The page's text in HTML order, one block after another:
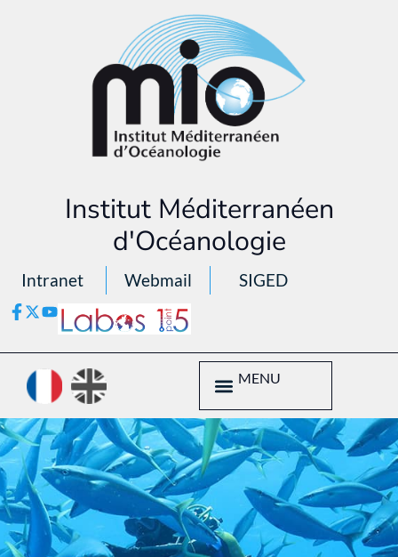
Institut Méditerranéen
d'Océanologie
Intranet Webmail SIGED
MENU